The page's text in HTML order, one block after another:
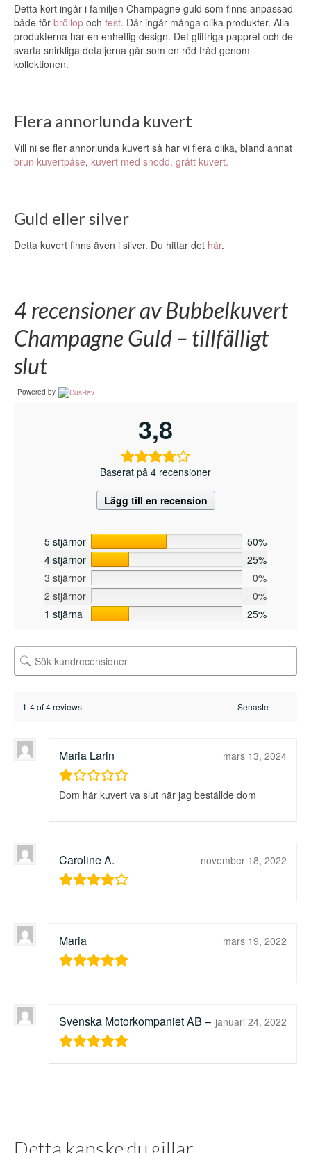
Detta kort ingår i familjen Champagne guld som finns anpassad
både för bröllop och fest. Där ingår många olika produkter. Alla
produkterna har en enhetlig design. Det glittriga pappret och de
svarta snirkliga detaljerna går som en röd tråd genom
kollektionen.
Flera annorlunda kuvert
Vill ni se fler annorlunda kuvert så har vi flera olika, bland annat
brun kuvertpåse, kuvert med snodd, grått kuvert.
Guld eller silver
Detta kuvert finns även i silver. Du hittar det här.
4 recensioner avBubbelkuvert
Champagne Guld – tillfälligt
slut
Powered by
3,8
Baserat på 4 recensioner
Lägg till en recension
5 stjärnor
50%
4 stjärnor
25%
3 stjärnor
0%
2 stjärnor
0%
1 stjärna
25%
1-4 of 4 reviews
Maria Larin mars 13, 2024
Dom här kuvert va slut när jag beställde dom
Caroline A. november 18, 2022
Maria mars 19, 2022
Svenska Motorkompaniet AB – januari 24, 2022
Detta kanske du gillar...